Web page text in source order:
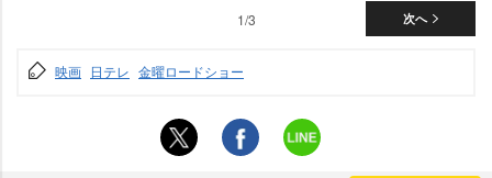
次へ
1/3
映画 日テレ 金曜ロードショー